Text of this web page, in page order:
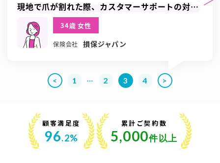
現地で爪が割れた際、カスタマーサポートの対応
がとても素早くで良かったです
34歳 女性
保険会社 損保ジャパン
< 1 … 2 3 4 >
顧客満足度
96.2%
累計ご契約数
5,000件以上